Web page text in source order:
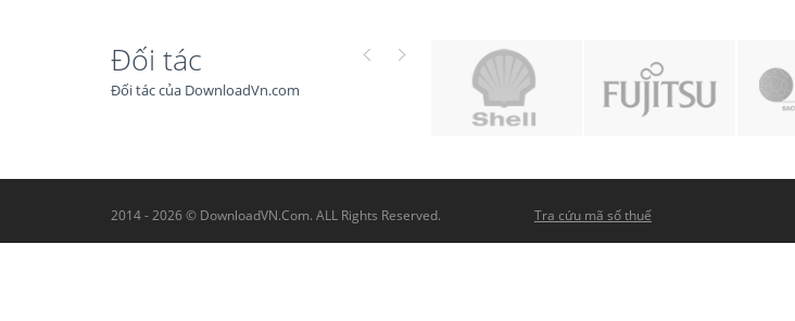
Đối tác
Đối tác của DownloadVn.com
2014 - 2026 © DownloadVN.Com. ALL Rights Reserved. Tra cứu mã số thuế